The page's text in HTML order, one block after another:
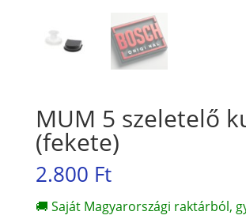
MUM 5 szeletelő
(fekete)
2.800 Ft
🚚 Saját Magyarországi raktárból,